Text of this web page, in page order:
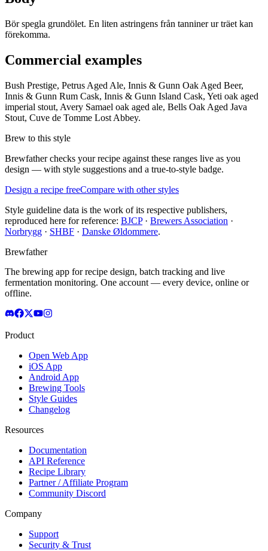
Bör spegla grundölet. En liten astringens från tanniner ur träet kan
förekomma.
Commercial examples
Bush Prestige, Petrus Aged Ale, Innis & Gunn Oak Aged Beer,
Innis & Gunn Rum Cask, Innis & Gunn Island Cask, Yeti oak aged
imperial stout, Avery Samael oak aged ale, Bells Oak Aged Java
Stout, Cuve de Tomme Lost Abbey.
Brew to this style
Brewfather checks your recipe against these ranges live as you
design — with style suggestions and a true-to-style badge.
Design a recipe freeCompare with other styles
Style guideline data is the work of its respective publishers,
reproduced here for reference: BJCP· Brewers Association ·
Norbrygg · SHBF · Danske Øldommere.
Brewfather
The brewing app for recipe design, batch tracking and live
fermentation monitoring. One account — every device, online or
offline.
Product
Open Web App
iOS App
Android App
Brewing Tools
Style Guides
Changelog
Resources
Documentation
API Reference
Recipe Library
Partner / Affiliate Program
Community Discord
Company
Support
Security & Trust